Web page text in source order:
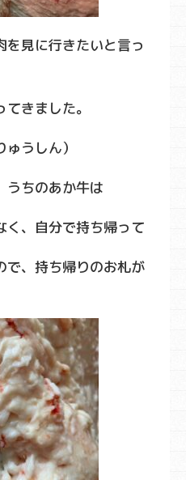
を見に行きたいと言っ
きました。
うしん）
うちのあか牛は
く、自分で持ち帰って
で、持ち帰りのお札が